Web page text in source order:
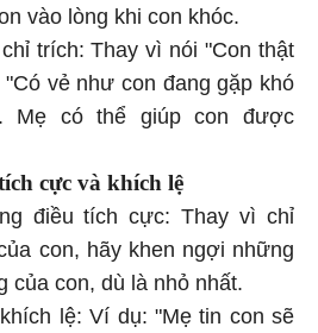
vào lòng khi con khóc.
trích: Thay vì nói "Con thật
vẻ như con đang gặp khó
Mẹ có thể giúp con được
cực và khích lệ
điều tích cực: Thay vì chỉ
con, hãy khen ngợi những
của con, dù là nhỏ nhất.
lệ: Ví dụ: "Mẹ tin con sẽ